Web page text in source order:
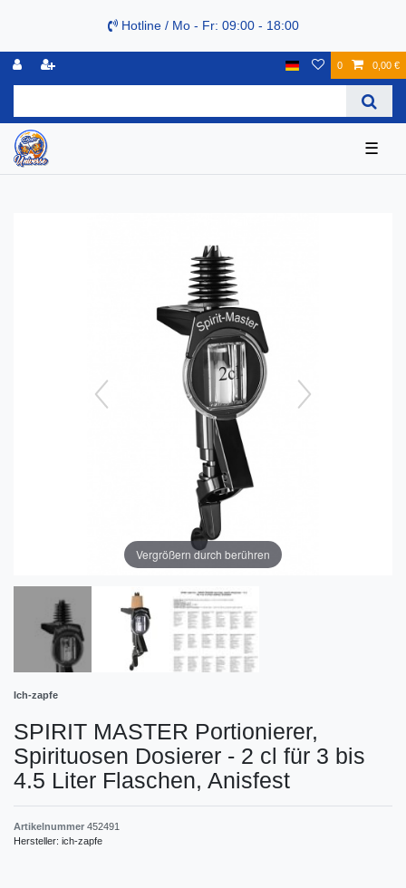
Hotline / Mo - Fr: 09:00 - 18:00
0 0,00 €
☰
Vergrößern durch berühren
Ich-zapfe
SPIRIT MASTER Portionierer,
Spirituosen Dosierer - 2 cl für 3 bis
4.5 Liter Flaschen, Anisfest
Artikelnummer 452491
Hersteller: ich-zapfe